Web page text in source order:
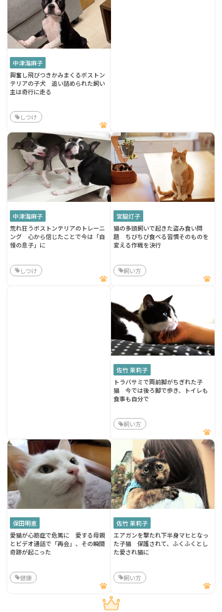
中津海麻子
興奮し飛びつきかみまくるボストン
テリアの子犬 追い詰められた飼い
主は奇行に走る
しつけ
中津海麻子
荒れ狂うボストンテリアのトレーニ
ング 心から信じたことで今は「自
慢の息子」に
しつけ
宮脇灯子
猫の多頭飼いで起きた盗み食い問
題 ちびちび食べる習慣そのものを
変える作戦を決行
飼い方
佐竹 茉莉子
トラバサミで両前脚がちぎれた子
猫 今では後ろ脚で歩き、トイレも
食事も自分で
飼い方
保田明恵
愛猫が心筋症で危篤に 愛する母親
とビデオ通話で「再会」、その瞬間
奇跡が起こった
健康
佐竹 茉莉子
エアガンを撃たれ下半身マヒとなっ
た子猫 保護されて、ふくふくとし
た愛され猫に
飼い方